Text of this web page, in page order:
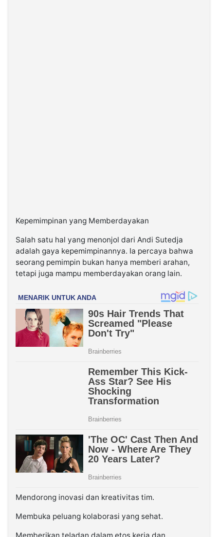
Kepemimpinan yang Memberdayakan
Salah satu hal yang menonjol dari Andi Sutedja
adalah gaya kepemimpinannya. Ia percaya bahwa
seorang pemimpin bukan hanya memberi arahan,
tetapi juga mampu memberdayakan orang lain.
Mendorong inovasi dan kreativitas tim.
Membuka peluang kolaborasi yang sehat.
Memberikan teladan dalam etos kerja dan